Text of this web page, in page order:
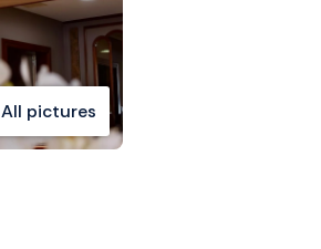
All pictures